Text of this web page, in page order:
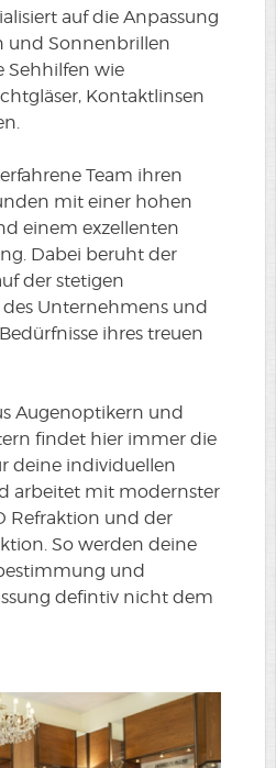
auf die Anpassung
und Sonnenbrillen
Sehhilfen wie
Kontaktlinsen
Team ihren
mit einer hohen
einem exzellenten
Dabei beruht der
der stetigen
Unternehmens und
ihres treuen
Augenoptikern und
findet hier immer die
deine individuellen
arbeitet mit modernster
Refraktion und der
So werden deine
und
defintiv nicht dem